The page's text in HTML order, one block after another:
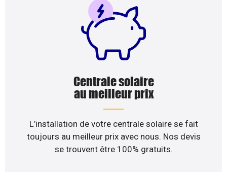
Centrale solaire
au meilleur prix
L’installation de votre centrale solaire se fait
toujours au meilleur prix avec nous. Nos devis
se trouvent être 100% gratuits.